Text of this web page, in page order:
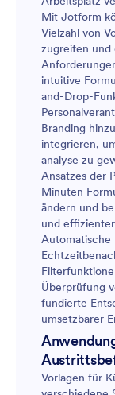
Mit Jotform
Vielzahl von
zugreifen und
intuitive
and-Drop-
Branding
integrieren,
analyse zu
Ansatzes der
Minuten
ändern und
und
Automatische
Überprüfung
fundierte
umsetzbarer
Vorlagen für